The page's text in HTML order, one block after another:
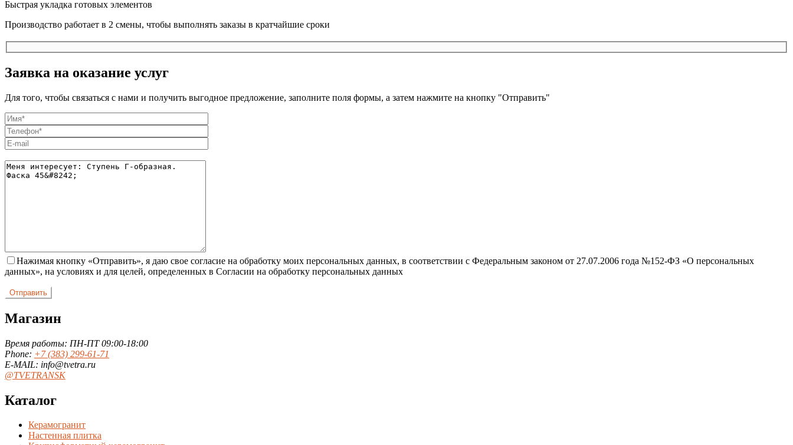
Быстрая укладка готовых элементов
Производство работает в 2 смены, чтобы выполнять заказы в кратчайшие сроки
Заявка на оказание услуг
Для того, чтобы связаться с нами и получить выгодное предложение, заполните поля формы, а затем нажмите на кнопку "Отправить"
Нажимая кнопку «Отправить», я даю свое согласие на обработку моих персональных данных, в соответствии с Федеральным законом от 27.07.2006 года №152-ФЗ «О персональных
данных», на условиях и для целей, определенных в Согласии на обработку персональных данных
Магазин
Время работы: ПН-ПТ 09:00-18:00
Phone: +7 (383) 299-61-71
E-MAIL: info@tvetra.ru
@TVETRANSK
Каталог
Керамогранит
Настенная плитка